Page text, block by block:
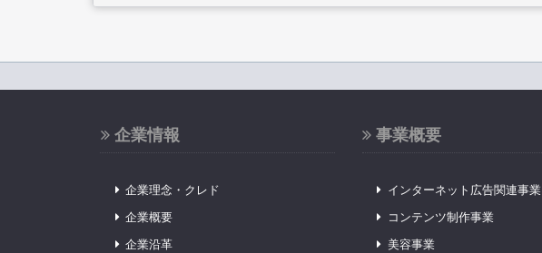
企業情報
企業理念・クレド
企業概要
企業沿革
事業概要
インターネット広告関連事業
コンテンツ制作事業
美容事業